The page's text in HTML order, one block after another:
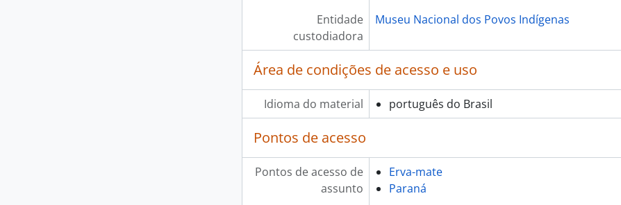
Entidade
custodiadora
Museu Nacional dos Povos Indígenas
Área de condições de acesso e uso
Idioma do material português do Brasil
Pontos de acesso
Pontos de acesso de
assunto
Erva-mate
Paraná